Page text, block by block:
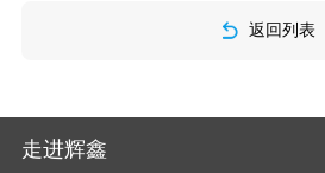
返回列表
走进辉鑫